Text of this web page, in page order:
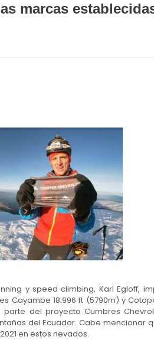
marcas
y speed climbing, Karl Egloff,
18.996 ft (5790m) y
parte del proyecto Cumbres
del Ecuador. Cabe mencionar
en estos nevados.